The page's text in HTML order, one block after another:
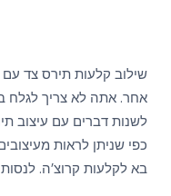
More
More
More
More
More
More
More
שילוב קלעות תירס צד
אחר. אתה לא צריך לגלח
לשנות דברים עם עיצוב
כפי שניתן לראות
בא לקלעות קרוצ’ה.